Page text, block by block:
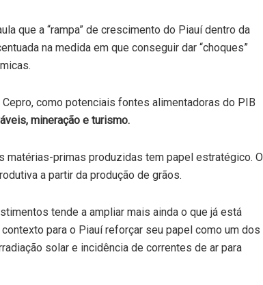
que a “rampa” de crescimento do Piauí dentro da
na medida em que conseguir dar “choques”
como potenciais fontes alimentadoras do PIB
mineração e turismo.
matérias-primas produzidas tem papel estratégico. O
a partir da produção de grãos.
tende a ampliar mais ainda o que já está
para o Piauí reforçar seu papel como um dos
solar e incidência de correntes de ar para